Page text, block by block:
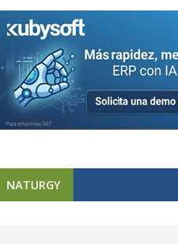
NATURGY